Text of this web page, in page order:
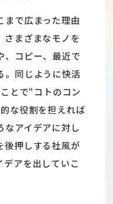
まで広まった理由
さまざまなモノを
、コピー、最近で
。同じように快活
とで“コトのコン
な役割を担えれば
なアイデアに対し
後押しする社風が
デアを出していこ